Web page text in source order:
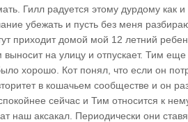
Гилл радуется этому дурдому как
убежать и пусть без меня
приходит домой мой 12 летний
выносит на улицу и отпускает. Тим
хорошо. Кот понял, что если он
в кошачьем сообществе и он
сейчас и Тим относится к
наш аксакал. Периодически они